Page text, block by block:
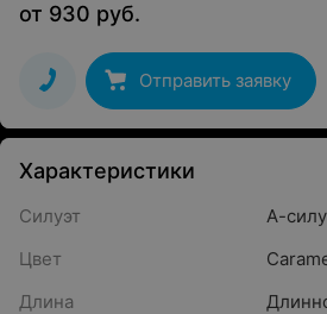
от 930 руб.
Отправить заявку
Характеристики
Силуэт
А-
Цвет
Длина